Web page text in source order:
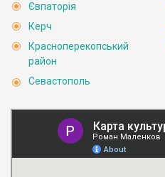
Євпаторія
Керч
Красноперекопський
район
Севастополь